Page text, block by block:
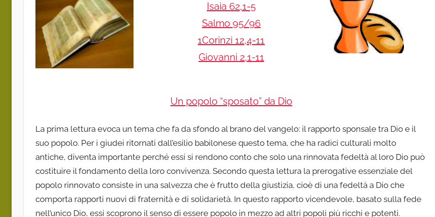
Isaia 62,1-5
Salmo 95/96
1Corinzi 12,4-11
Giovanni 2,1-11
Un popolo “sposato” da Dio
La prima lettura evoca un tema che fa da sfondo al brano del vangelo: il rapporto sponsale tra Dio e il
suo popolo. Per i giudei ritornati dall’esilio babilonese questo tema, che ha radici culturali molto
antiche, diventa importante perché essi si rendono conto che solo una rinnovata fedeltà al loro Dio può
costituire il fondamento della loro convivenza. Secondo questa lettura la prerogative essenziale del
popolo rinnovato consiste in una salvezza che è frutto della giustizia, cioè di una fedeltà a Dio che
comporta rapporti nuovi di fraternità e di solidarietà. In questo rapporto vicendevole, basato sulla fede
nell’unico Dio, essi scoprono il senso di essere popolo in mezzo ad altri popoli più ricchi e potenti.